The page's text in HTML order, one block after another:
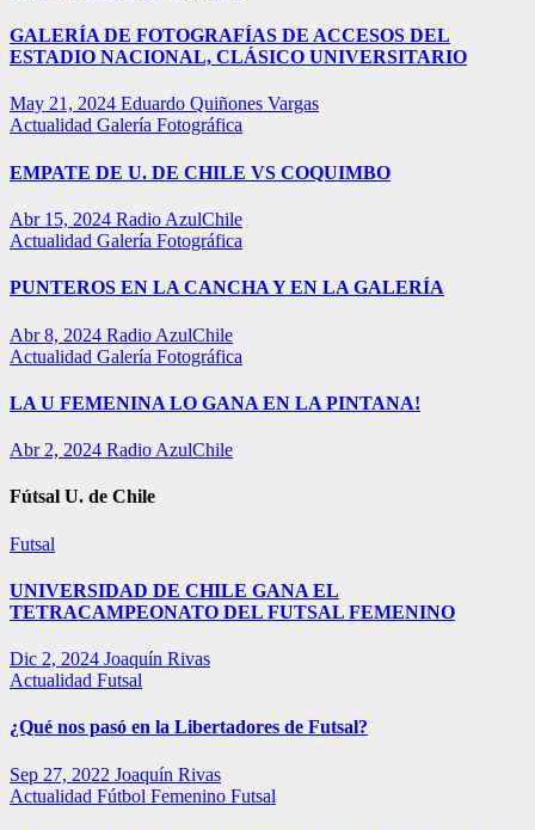
GALERÍA DE FOTOGRAFÍAS DE ACCESOS DEL
ESTADIO NACIONAL, CLÁSICO UNIVERSITARIO
May 21, 2024 Eduardo Quiñones Vargas
Actualidad Galería Fotográfica
EMPATE DE U. DE CHILE VS COQUIMBO
Abr 15, 2024 Radio AzulChile
Actualidad Galería Fotográfica
PUNTEROS EN LA CANCHA Y EN LA GALERÍA
Abr 8, 2024 Radio AzulChile
Actualidad Galería Fotográfica
LA U FEMENINA LO GANA EN LA PINTANA!
Abr 2, 2024 Radio AzulChile
Fútsal U. de Chile
Futsal
UNIVERSIDAD DE CHILE GANA EL
TETRACAMPEONATO DEL FUTSAL FEMENINO
Dic 2, 2024 Joaquín Rivas
Actualidad Futsal
¿Qué nos pasó en la Libertadores de Futsal?
Sep 27, 2022 Joaquín Rivas
Actualidad Fútbol Femenino Futsal